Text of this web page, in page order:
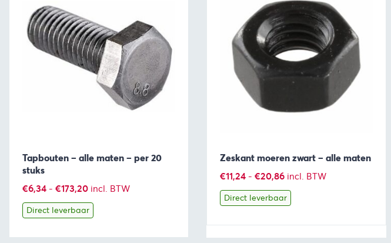
Tapbouten – alle maten – per 20
stuks
€6,34 - €173,20Prijsklasse:
€6,34
tot
€173,20
incl. BTW
Direct leverbaar
Zeskant moeren zwart – alle maten
€11,24 - €20,86Prijsklasse:
€11,24
tot
€20,86
incl. BTW
Direct leverbaar